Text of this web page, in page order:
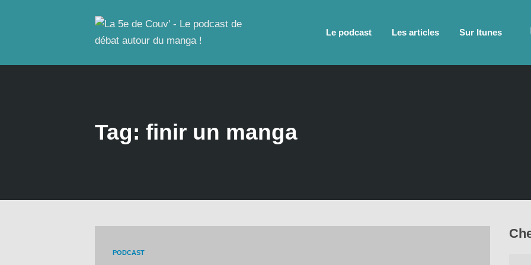
Le podcast Les articles Sur Itunes
Tag: finir un manga
PODCAST